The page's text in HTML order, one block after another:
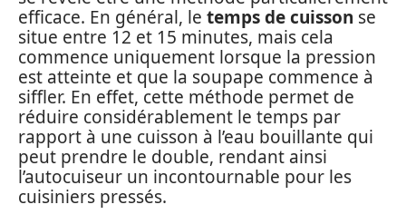
efficace. En général, le temps de cuisson se
situe entre 12 et 15 minutes, mais cela
commence uniquement lorsque la pression
est atteinte et que la soupape commence à
siffler. En effet, cette méthode permet de
réduire considérablement le temps par
rapport à une cuisson à l’eau bouillante qui
peut prendre le double, rendant ainsi
l’autocuiseur un incontournable pour les
cuisiniers pressés.